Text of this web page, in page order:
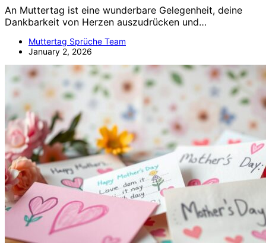
An Muttertag ist eine wunderbare Gelegenheit, deine
Dankbarkeit von Herzen auszudrücken und…
Muttertag Sprüche Team
January 2, 2026